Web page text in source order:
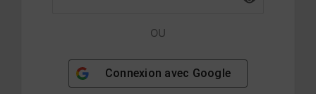
OU
Connexion avec Google